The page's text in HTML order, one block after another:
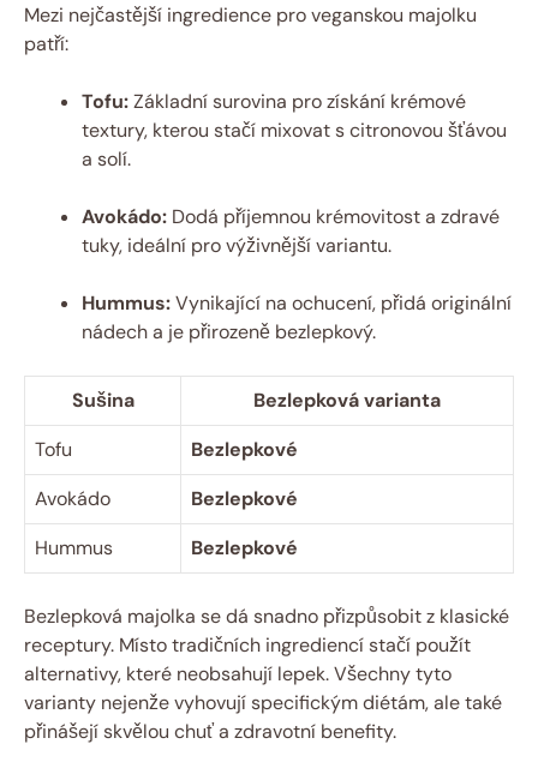
Mezi nejčastější ingredience pro veganskou majolku
patří:
Tofu:Základní surovina pro získání krémové
textury, kterou stačí mixovat s citronovou šťávou
a solí.
Avokádo: Dodá příjemnou krémovitost a zdravé
tuky, ideální pro výživnější variantu.
Hummus:Vynikající na ochucení, přidá originální
nádech a je přirozeně bezlepkový.
Sušina
Bezlepková varianta
Tofu
Bezlepkové
Avokádo
Bezlepkové
Hummus
Bezlepkové
Bezlepková majolka se dá snadno přizpůsobit z klasické
receptury. Místo tradičních ingrediencí stačí použít
alternativy, které neobsahují lepek. Všechny tyto
varianty nejenže vyhovují specifickým diétám, ale také
přinášejí skvělou chuť a zdravotní benefity.